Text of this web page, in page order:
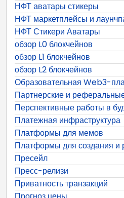
НФТ аватары стикеры
НФТ маркетплейсы и
НФТ Стикери Аватары
обзор L0 блокчейнов
обзор L1 блокчейнов
обзор L2 блокчейнов
Образовательная Web3-
Партнерские и
Перспективные работы в
Платежная инфраструктура
Платформы для мемов
Платформы для создания и
Пресейл
Пресс-релизи
Приватность транзакций